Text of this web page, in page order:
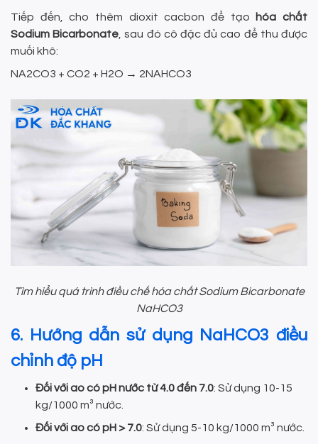
Tiếp đến, cho thêm dioxit cacbon để tạo
hóa chất
Sodium Bicarbonate , sau đó cô đặc đủ cao để thu được
muối khô:
NA2CO3 + CO2 + H2O → 2NAHCO3
Tìm hiểu quá trình điều chế hóa chất Sodium Bicarbonate
NaHCO3
6. Hướng dẫn sử dụng NaHCO3 điều
chỉnh độ pH
Đối với ao có pH nước từ 4.0 đến 7.0: Sử dụng 10-15
kg/1000 m³ nước.
Đối với ao có pH > 7.0: Sử dụng 5-10 kg/1000 m³ nước.